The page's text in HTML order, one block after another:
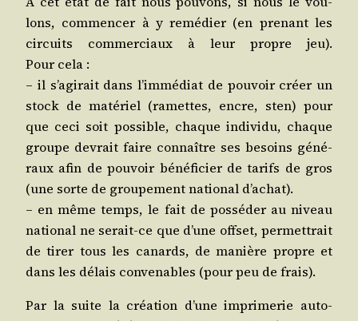
lons, com­men­cer à y remé­dier (en pre­nant les
cir­cuits com­mer­ciaux à leur propre jeu).
Pour cela :
– il s’a­gi­rait dans l’im­mé­diat de pou­voir créer un
stock de maté­riel (ramettes, encre, sten) pour
que ceci soit pos­sible, chaque indi­vi­du, chaque
groupe devrait faire connaître ses besoins géné­
raux afin de pou­voir béné­fi­cier de tarifs de gros
(une sorte de grou­pe­ment natio­nal d’achat).
– en même temps, le fait de pos­sé­der au niveau
natio­nal ne serait-ce que d’une off­set, per­met­trait
de tirer tous les canards, de manière propre et
dans les délais conve­nables (pour peu de frais).
Par la suite la créa­tion d’une impri­me­rie auto­